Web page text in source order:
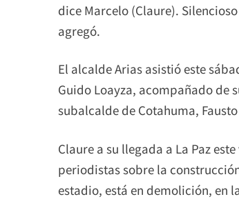
dice Marcelo (Claure).
agregó.
El alcalde Arias asistió este
Guido Loayza, acompañado de
subalcalde de Cotahuma,
Claure a su llegada a La Paz
periodistas sobre la
estadio, está en demolición, en